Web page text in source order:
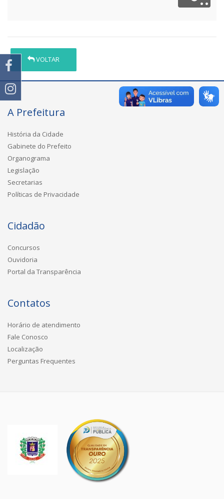
VOLTAR
A Prefeitura
História da Cidade
Gabinete do Prefeito
Organograma
Legislação
Secretarias
Políticas de Privacidade
Cidadão
Concursos
Ouvidoria
Portal da Transparência
Contatos
Horário de atendimento
Fale Conosco
Localização
Perguntas Frequentes